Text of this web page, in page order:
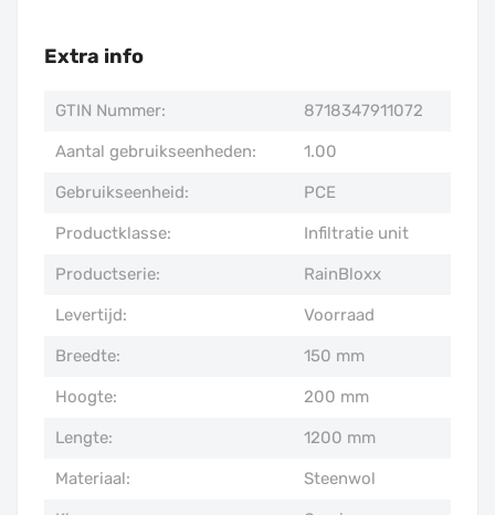
Extra info
GTIN Nummer: 8718347911072
Aantal gebruikseenheden: 1.00
Gebruikseenheid: PCE
Productklasse: Infiltratie unit
Productserie: RainBloxx
Levertijd: Voorraad
Breedte: 150 mm
Hoogte: 200 mm
Lengte: 1200 mm
Materiaal: Steenwol